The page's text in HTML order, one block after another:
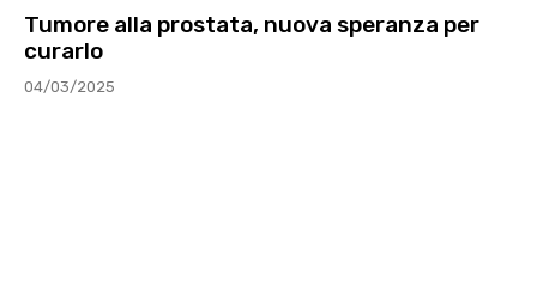
Tumore alla prostata, nuova speranza per
curarlo
04/03/2025